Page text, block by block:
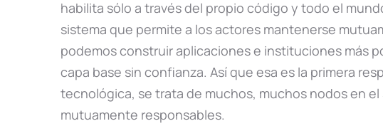
habilita sólo a través del propio código y todo el
sistema que permite a los actores mantenerse
podemos construir aplicaciones e instituciones más
capa base sin confianza. Así que esa es la primera
tecnológica, se trata de muchos, muchos nodos en
mutuamente responsables.